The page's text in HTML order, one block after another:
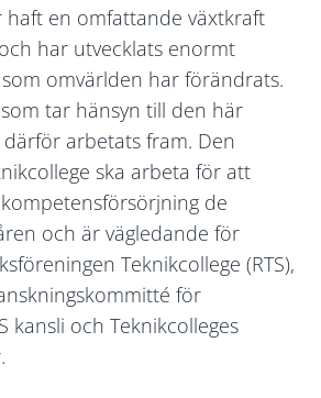
haft en omfattande växtkraft
har utvecklats enormt
omvärlden har förändrats.
tar hänsyn till den här
arbetats fram. Den
ska arbeta för att
de
och är vägledande för
Teknikcollege (RTS),
för
kansli och Teknikcolleges